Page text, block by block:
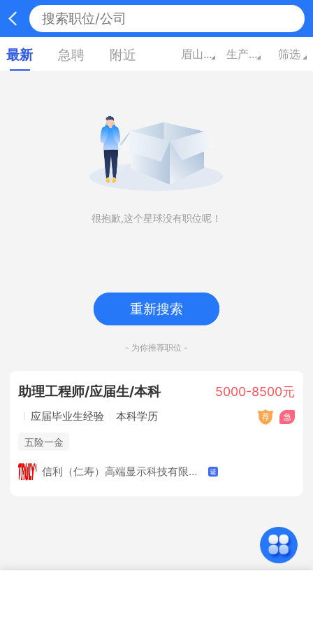
最新 急聘 附近 眉山四川 生产/营运/采购/物流 筛选
很抱歉,这个星球没有职位呢！
重新搜索
- 为你推荐职位 -
助理工程师/应届生/本科 5000-8500元
应届毕业生经验 本科学历
五险一金
信利（仁寿）高端显示科技有限公司